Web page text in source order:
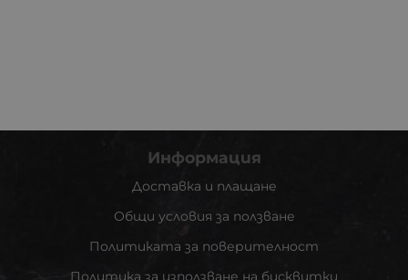
Информация
Доставка и плащане
Общи условия за ползване
Политиката за поверителност
Политика за използване на бисквитки